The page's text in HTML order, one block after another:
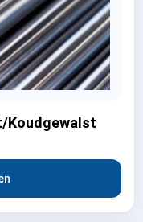
Koudgewalst